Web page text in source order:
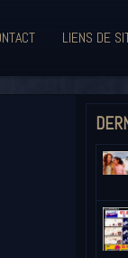
LIENS DE